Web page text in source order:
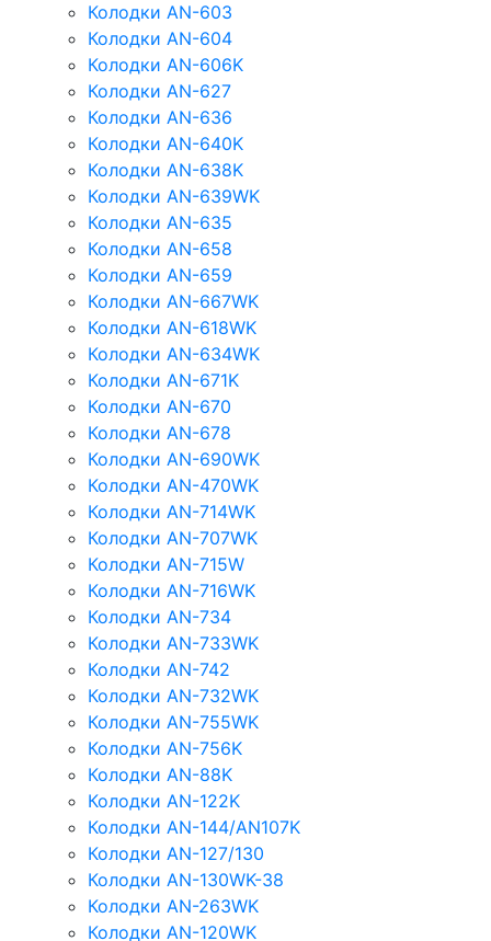
Колодки AN-603
Колодки AN-604
Колодки AN-606K
Колодки AN-627
Колодки AN-636
Колодки AN-640K
Колодки AN-638K
Колодки AN-639WK
Колодки AN-635
Колодки AN-658
Колодки AN-659
Колодки AN-667WK
Колодки AN-618WK
Колодки AN-634WK
Колодки AN-671K
Колодки AN-670
Колодки AN-678
Колодки AN-690WK
Колодки AN-470WK
Колодки AN-714WK
Колодки AN-707WK
Колодки AN-715W
Колодки AN-716WK
Колодки AN-734
Колодки AN-733WK
Колодки AN-742
Колодки AN-732WK
Колодки AN-755WK
Колодки AN-756K
Колодки AN-88K
Колодки AN-122K
Колодки AN-144/AN107K
Колодки AN-127/130
Колодки AN-130WK-38
Колодки AN-263WK
Колодки AN-120WK